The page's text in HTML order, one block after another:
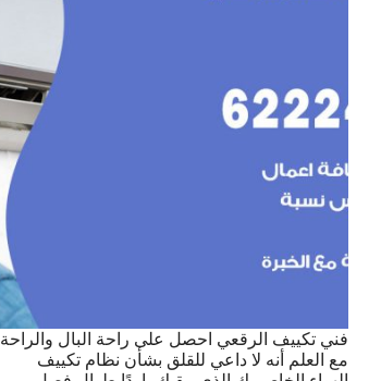
فني تكييف الرقعي احصل على راحة البال والراحة
مع العلم أنه لا داعي للقلق بشأن نظام تكييف